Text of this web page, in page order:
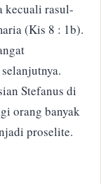
kecuali rasul-
(Kis 8 : 1b).
Stefanus di
orang banyak
proselite.